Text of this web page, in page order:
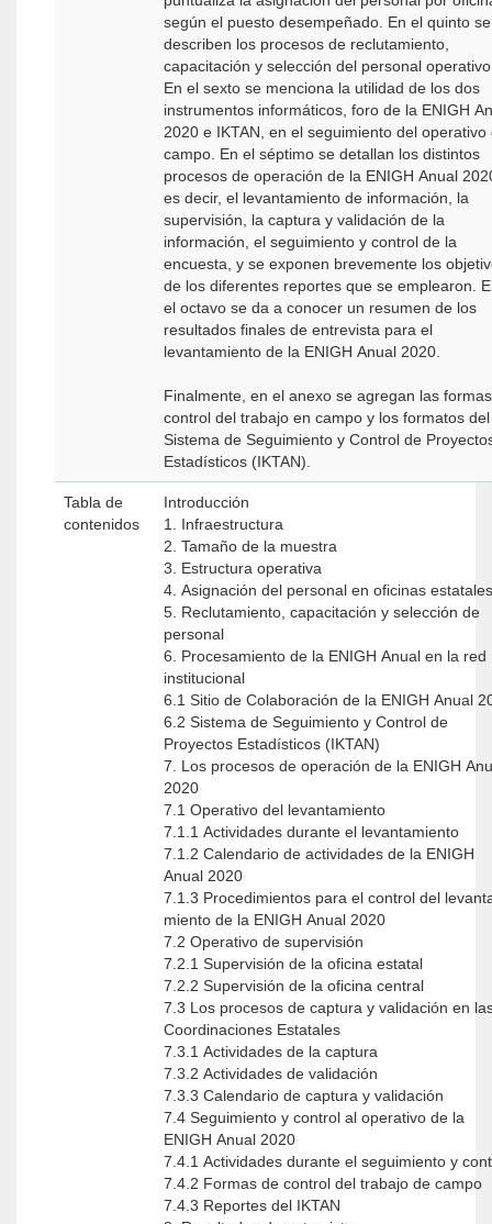
según el puesto desempeñado. En el quinto se
describen los procesos de reclutamiento,
capacitación y selección del personal
En el sexto se menciona la utilidad de los dos
instrumentos informáticos, foro de la ENIGH
2020 e IKTAN, en el seguimiento del operativo
campo. En el séptimo se detallan los distintos
procesos de operación de la ENIGH Anual
es decir, el levantamiento de información, la
supervisión, la captura y validación de la
información, el seguimiento y control de la
encuesta, y se exponen brevemente los
de los diferentes reportes que se emplearon.
el octavo se da a conocer un resumen de los
resultados finales de entrevista para el
levantamiento de la ENIGH Anual 2020.
Finalmente, en el anexo se agregan las
control del trabajo en campo y los formatos del
Sistema de Seguimiento y Control de
Estadísticos (IKTAN).
Tabla de
contenidos
Introducción
1. Infraestructura
2. Tamaño de la muestra
3. Estructura operativa
4. Asignación del personal en oficinas
5. Reclutamiento, capacitación y selección de
personal
6. Procesamiento de la ENIGH Anual en la red
institucional
6.1 Sitio de Colaboración de la ENIGH Anual
6.2 Sistema de Seguimiento y Control de
Proyectos Estadísticos (IKTAN)
7. Los procesos de operación de la ENIGH
2020
7.1 Operativo del levantamiento
7.1.1 Actividades durante el levantamiento
7.1.2 Calendario de actividades de la ENIGH
Anual 2020
7.1.3 Procedimientos para el control del
miento de la ENIGH Anual 2020
7.2 Operativo de supervisión
7.2.1 Supervisión de la oficina estatal
7.2.2 Supervisión de la oficina central
7.3 Los procesos de captura y validación en
Coordinaciones Estatales
7.3.1 Actividades de la captura
7.3.2 Actividades de validación
7.3.3 Calendario de captura y validación
7.4 Seguimiento y control al operativo de la
ENIGH Anual 2020
7.4.1 Actividades durante el seguimiento y
7.4.2 Formas de control del trabajo de campo
7.4.3 Reportes del IKTAN